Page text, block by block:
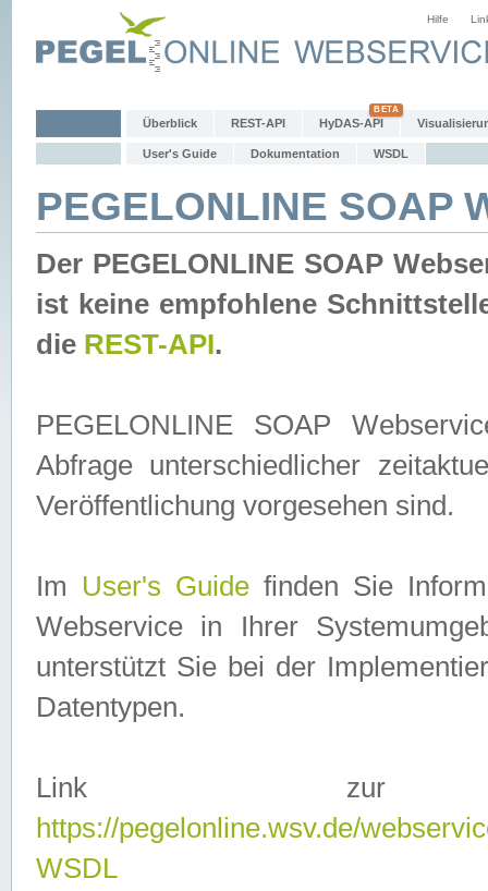
Hilfe
Überblick REST-API HyDAS-API
User's Guide Dokumentation WSDL
PEGELONLINE SOAP
Der PEGELONLINE SOAP
ist keine empfohlene
die REST-API.
PEGELONLINE SOAP
Abfrage unterschiedlicher
Veröffentlichung vorgesehen sind.
Im User's Guidefinden Sie
Webservice in Ihrer
unterstützt Sie bei der
Datentypen.
Link zur
https://pegelonline.wsv.de/
WSDL